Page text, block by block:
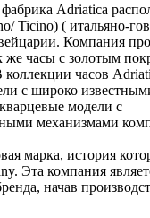
Adriatica
Ticino) ( итальяно-
Компания
же часы с золотым
часов
с широко
модели с
механизмами
марка, история
Эта компания
начав